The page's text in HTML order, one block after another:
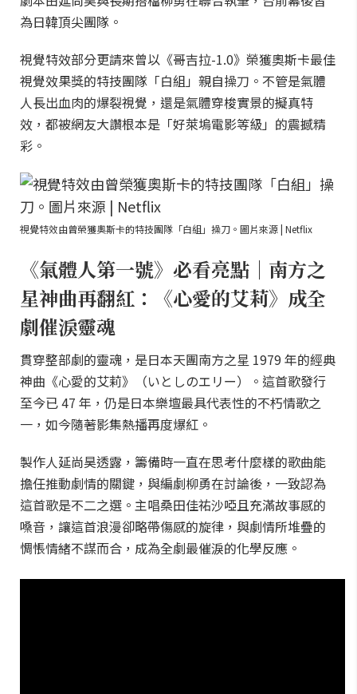
為日韓頂尖團隊。
視覺特效部分更請來曾以《哥吉拉-1.0》榮獲奧斯卡最佳
視覺效果獎的特技團隊「白組」親自操刀。不管是氣體
人長出血肉的爆裂視覺，還是氣體穿梭實景的擬真特
效，都被網友大讚根本是「好萊塢電影等級」的震撼精
彩。
視覺特效由曾榮獲奧斯卡的特技團隊「白組」操刀。圖片來源 | Netflix
《氣體人第一號》必看亮點｜南方之
星神曲再翻紅：《心愛的艾莉》成全
劇催淚靈魂
貫穿整部劇的靈魂，是日本天團南方之星 1979 年的經典
神曲《心愛的艾莉》（いとしのエリー）。這首歌發行
至今已 47 年，仍是日本樂壇最具代表性的不朽情歌之
一，如今隨著影集熱播再度爆紅。
製作人延尚昊透露，籌備時一直在思考什麼樣的歌曲能
擔任推動劇情的關鍵，與編劇柳勇在討論後，一致認為
這首歌是不二之選。主唱桑田佳祐沙啞且充滿故事感的
嗓音，讓這首浪漫卻略帶傷感的旋律，與劇情所堆疊的
惆悵情緒不謀而合，成為全劇最催淚的化學反應。